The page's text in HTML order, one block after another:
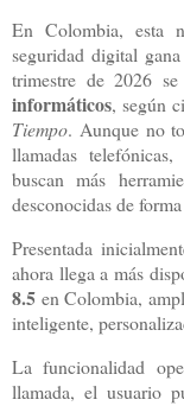
En Colombia, esta
seguridad digital
trimestre de 2026 se
informáticos, según
Tiempo. Aunque no
llamadas
buscan más
desconocidas de
Presentada
ahora llega a más
8.5 en Colombia,
inteligente,
La funcionalidad
llamada, el usuario